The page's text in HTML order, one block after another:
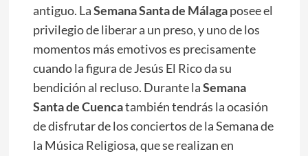
antiguo. LaSemana Santa de Málagaposee el
privilegio de liberar a un preso, y uno de los
momentos más emotivos es precisamente
cuando la figura de Jesús El Rico da su
bendición al recluso. Durante laSemana
Santa de Cuencatambién tendrás la ocasión
de disfrutar de los conciertos de la Semana de
la Música Religiosa, que se realizan en